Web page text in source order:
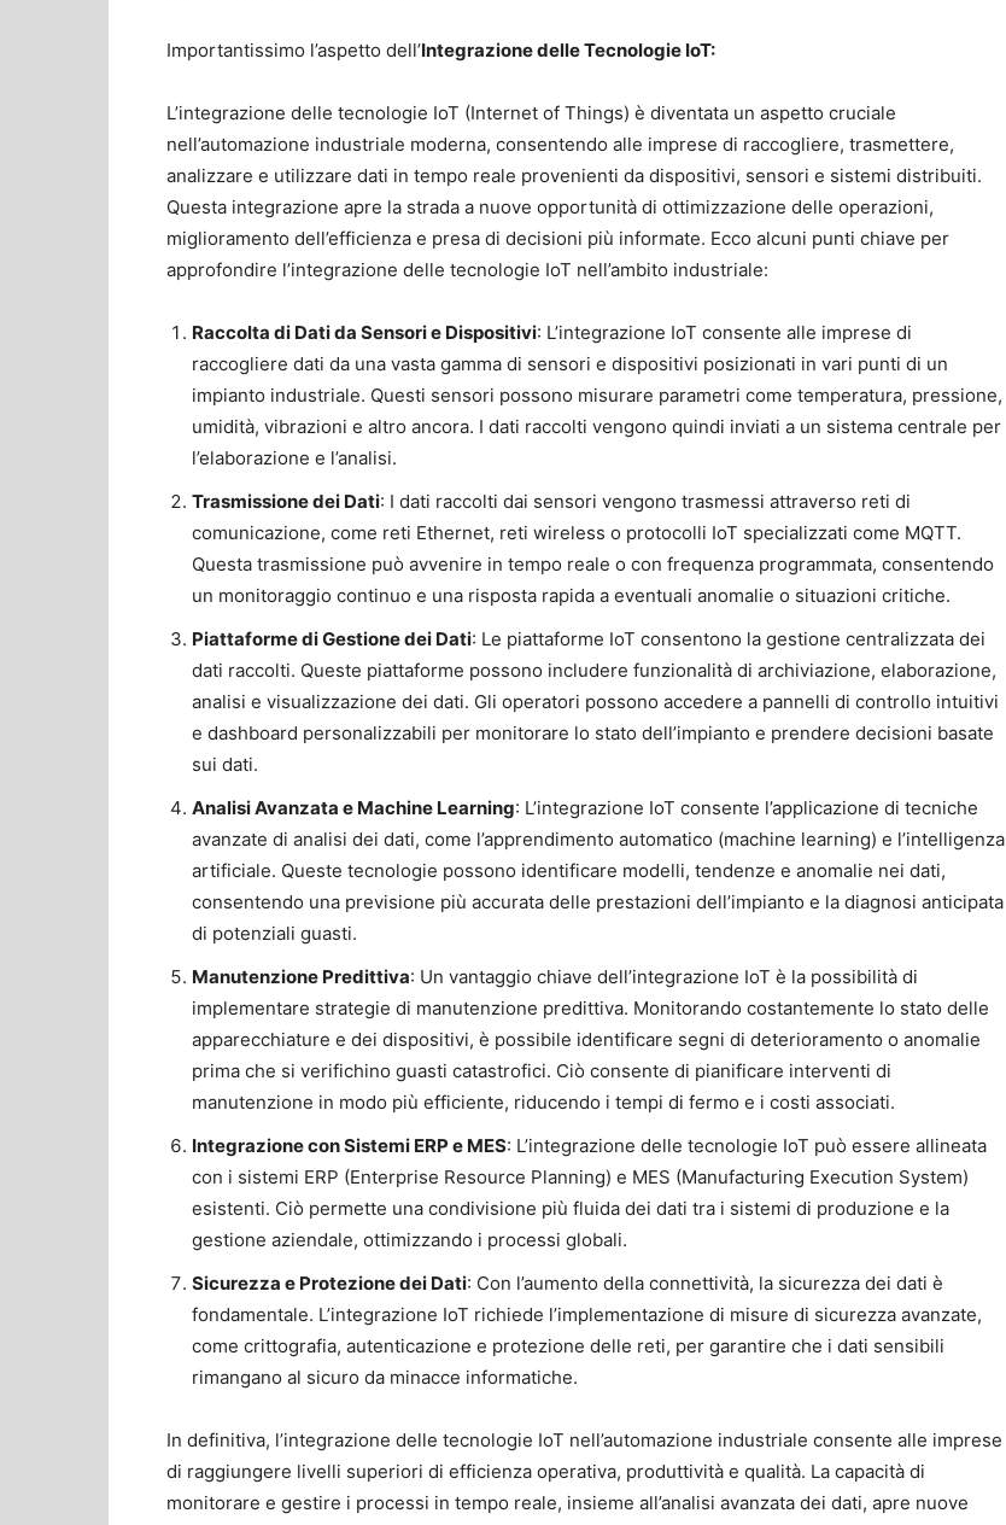
Importantissimo l’aspetto dell’Integrazione delle Tecnologie IoT:
L’integrazione delle tecnologie IoT (Internet of Things) è diventata un aspetto cruciale
nell’automazione industriale moderna, consentendo alle imprese di raccogliere, trasmettere,
analizzare e utilizzare dati in tempo reale provenienti da dispositivi, sensori e sistemi distribuiti.
Questa integrazione apre la strada a nuove opportunità di ottimizzazione delle operazioni,
miglioramento dell’efficienza e presa di decisioni più informate. Ecco alcuni punti chiave per
approfondire l’integrazione delle tecnologie IoT nell’ambito industriale:
Raccolta di Dati da Sensori e Dispositivi: L’integrazione IoT consente alle imprese di
raccogliere dati da una vasta gamma di sensori e dispositivi posizionati in vari punti di un
impianto industriale. Questi sensori possono misurare parametri come temperatura, pressione,
umidità, vibrazioni e altro ancora. I dati raccolti vengono quindi inviati a un sistema centrale per
l’elaborazione e l’analisi.
Trasmissione dei Dati: I dati raccolti dai sensori vengono trasmessi attraverso reti di
comunicazione, come reti Ethernet, reti wireless o protocolli IoT specializzati come MQTT.
Questa trasmissione può avvenire in tempo reale o con frequenza programmata, consentendo
un monitoraggio continuo e una risposta rapida a eventuali anomalie o situazioni critiche.
Piattaforme di Gestione dei Dati: Le piattaforme IoT consentono la gestione centralizzata dei
dati raccolti. Queste piattaforme possono includere funzionalità di archiviazione, elaborazione,
analisi e visualizzazione dei dati. Gli operatori possono accedere a pannelli di controllo intuitivi
e dashboard personalizzabili per monitorare lo stato dell’impianto e prendere decisioni basate
sui dati.
Analisi Avanzata e Machine Learning: L’integrazione IoT consente l’applicazione di tecniche
avanzate di analisi dei dati, come l’apprendimento automatico (machine learning) e l’intelligenza
artificiale. Queste tecnologie possono identificare modelli, tendenze e anomalie nei dati,
consentendo una previsione più accurata delle prestazioni dell’impianto e la diagnosi anticipata
di potenziali guasti.
Manutenzione Predittiva: Un vantaggio chiave dell’integrazione IoT è la possibilità di
implementare strategie di manutenzione predittiva. Monitorando costantemente lo stato delle
apparecchiature e dei dispositivi, è possibile identificare segni di deterioramento o anomalie
prima che si verifichino guasti catastrofici. Ciò consente di pianificare interventi di
manutenzione in modo più efficiente, riducendo i tempi di fermo e i costi associati.
Integrazione con Sistemi ERP e MES: L’integrazione delle tecnologie IoT può essere allineata
con i sistemi ERP (Enterprise Resource Planning) e MES (Manufacturing Execution System)
esistenti. Ciò permette una condivisione più fluida dei dati tra i sistemi di produzione e la
gestione aziendale, ottimizzando i processi globali.
Sicurezza e Protezione dei Dati: Con l’aumento della connettività, la sicurezza dei dati è
fondamentale. L’integrazione IoT richiede l’implementazione di misure di sicurezza avanzate,
come crittografia, autenticazione e protezione delle reti, per garantire che i dati sensibili
rimangano al sicuro da minacce informatiche.
In definitiva, l’integrazione delle tecnologie IoT nell’automazione industriale consente alle imprese
di raggiungere livelli superiori di efficienza operativa, produttività e qualità. La capacità di
monitorare e gestire i processi in tempo reale, insieme all’analisi avanzata dei dati, apre nuove